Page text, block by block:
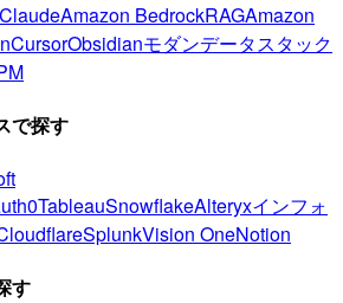
ClaudeAmazon BedrockRAGAmazon
CursorObsidianモダンデータスタック
で探す
TableauSnowflakeAlteryxインフォ
SplunkVision OneNotion
す